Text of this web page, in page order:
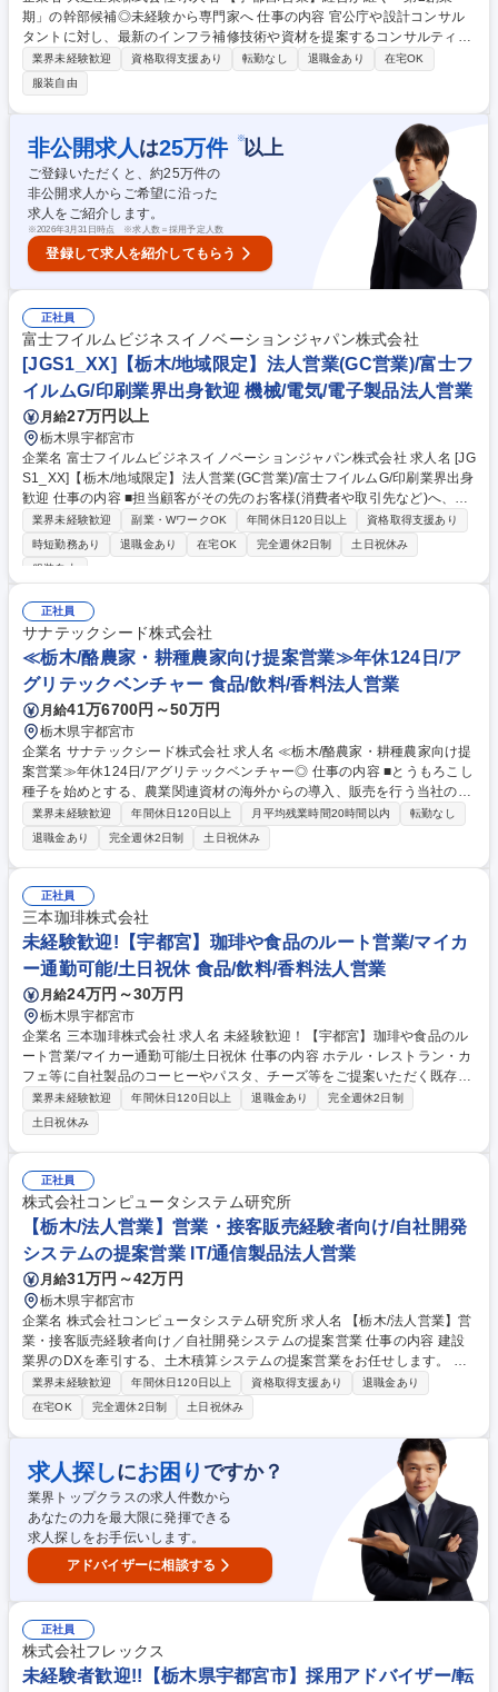
期」の幹部候補◎未経験から専門家へ 仕事の内容 官公庁や設計コンサル
タントに対し、最新のインフラ補修技術や資材を提案するコンサルティン
グ営業をお任せします。橋梁の長寿命化という社会貢献性の高い事業で、
顧客の期待を超える価値を提供してください。 具体的な業務は、案件情報
の収集から現場調査、最新工法（レーザー剥離等）を用いた補修計画の提
案、見積作成まで。入札対応も含め、上流工程から深く関われます。 商社
として最適な材料を選定し、施工部門と連携してプロジェクトを完遂させ
る醍醐味があります。DX化（Google Workspace等）も推進中で、効率的
かつクリエイティブな働き方が可能です。 募集職種 【宇都宮/営業】経営
が継ぐ「第2創業期」の幹部候補◎未経験から専門家へ
業界未経験歓迎 資格取得支援あり 転勤なし 退職金あり
在宅OK
服装自由
非公開求人 は25万件 ※以上
ご登録いただくと、約25万件の
非公開求人からご希望に沿った
求人をご紹介します。
※2026年3月31日時点 ※求人数＝採用予定人数
登録して求人を紹介してもらう
正社員
富士フイルムビジネスイノベーションジャパン株式会社
[JGS1_XX]【栃木/地域限定】法人営業(GC営業)/富士フ
イルムG/印刷業界出身歓迎 機械/電気/電子製品法人営業
月給27万円以上
栃木県宇都宮市
企業名 富士フイルムビジネスイノベーションジャパン株式会社 求人名 [JG
S1_XX]【栃木/地域限定】法人営業(GC営業)/富士フイルムG/印刷業界出身
歓迎 仕事の内容 ■担当顧客がその先のお客様(消費者や取引先など)へ、当
社のデジタル印刷技術で出力された「コミュニケーション媒体(チラシ/D
M/カタログなど)」を活用することで、より接点力強化に繋がるソリュー
ションを提供する 営業です。■顧客の売上向上という課題に対し、消費者
ケティング力強化などを提案し、顧客の増力化を支援。またサービスビュ
ーローの出力サービス分野に対する品質や生産性改善を、印刷企業へは印
刷工程の効率化や設備最適化や原価低減などの側面から印刷ビジネス全体
の価値・売上向上に向けた提案を実施。■平均月残業約20時間以内/リモー
トワーク制度有 募集職種 [JGS1_XX]【栃木/地域限定】法人営業(GC営業)/
富士フイルムG/印刷業界出身歓迎
業界未経験歓迎 副業・WワークOK 年間休日120日以上
資格取得支援あり
時短勤務あり
退職金あり 在宅OK 完全週休2日制
土日祝休み
服装自由
正社員
サナテックシード株式会社
≪栃木/酪農家・耕種農家向け提案営業≫年休124日/ア
グリテックベンチャー 食品/飲料/香料法人営業
月給41万6700円～50万円
栃木県宇都宮市
企業名 サナテックシード株式会社 求人名 ≪栃木/酪農家・耕種農家向け提
案営業≫年休124日/アグリテックベンチャー◎ 仕事の内容 ■とうもろこし
種子を始めとする、農業関連資材の海外からの導入、販売を行う当社の飼
料・穀物種子部において、営業職として下記業務をお任せします。【具体
的】 ・農家さん / 酪農家さんへとうもろこし種子等の提案 ・農家さん、酪
農家さん向けの栽培指導＆フォロー ・代理店と連携した、農家さん / 酪農
家さんの新規開拓 など ・新規品目の開拓、新規プロジェクトの運営(既
存：80%、新規：20%) ┗新規営業は代理店と動向によるものが多い ・一
日の顧客訪問件数：0～5件(適切なタイミングで提案実施) 募集職種 ≪栃
木/酪農家・耕種農家向け提案営業≫年休124日/アグリテックベンチャー◎
業界未経験歓迎 年間休日120日以上 月平均残業時間20時間以内
転勤なし
退職金あり
完全週休2日制 土日祝休み
正社員
三本珈琲株式会社
未経験歓迎!【宇都宮】珈琲や食品のルート営業/マイカ
ー通勤可能/土日祝休 食品/飲料/香料法人営業
月給24万円～30万円
栃木県宇都宮市
企業名 三本珈琲株式会社 求人名 未経験歓迎！【宇都宮】珈琲や食品のル
ート営業/マイカー通勤可能/土日祝休 仕事の内容 ホテル・レストラン・カ
フェ等に自社製品のコーヒーやパスタ、チーズ等をご提案いただく既存営
業です。入社後は先輩社員と営業同行でのOJTが必ずあるので、営業未経
験の方も歓迎です！ 【業務内容】関係構築～商品提案～配達までを一気通
貫して担当頂きます。週1～2回と、お客様との接点が多いのが特徴で、対
面コミュニケーションでお客様と関係を深めること、信頼をつかむことが
成果に直結します。元気な挨拶やコミュニケーション、スピード感をもっ
た行動が武器となる食品営業の仕事です。 ★店長から「昼飯食べてきな
よ！」等の言葉を貰うなど、お客様との距離感が非常に近いです。 募集職
種 未経験歓迎！【宇都宮】珈琲や食品のルート営業/マイカー通勤可能/土
日祝休
業界未経験歓迎 年間休日120日以上 退職金あり
完全週休2日制
土日祝休み
正社員
株式会社コンピュータシステム研究所
【栃木/法人営業】営業・接客販売経験者向け/自社開発
システムの提案営業 IT/通信製品法人営業
月給31万円～42万円
栃木県宇都宮市
企業名 株式会社コンピュータシステム研究所 求人名 【栃木/法人営業】営
業・接客販売経験者向け／自社開発システムの提案営業 仕事の内容 建設
業界のDXを牽引する、土木積算システムの提案営業をお任せします。 営
業・接客販売の経験を活かして、「顧客の経営課題を解決する」価値の高
い提案営業に挑戦できる環境です。 まずは、専門スタッフが獲得したニー
ズに対し、自社製品を用いた課題解決を提案する「新規開拓」からスター
ト。製品知識や業界を深く理解することを目指します。実務に慣れた後は
「既存顧客営業」へと幅を広げていただきます。入社後は座学とOJTで着
実に成長できる環境。自ら学び取っていく成長意欲があれば顧客折衝のご
経験を活かしてご活躍いただくことができます。 募集職種 【栃木/法人営
業】営業・接客販売経験者向け／自社開発システムの提案営業
業界未経験歓迎 年間休日120日以上 資格取得支援あり
退職金あり
在宅OK
完全週休2日制 土日祝休み
求人探しにお困り ですか？
業界トップクラスの求人件数から
あなたの力を最大限に発揮できる
求人探しをお手伝いします。
アドバイザーに相談する
正社員
株式会社フレックス
未経験者歓迎!!【栃木県宇都宮市】採用アドバイザー/転